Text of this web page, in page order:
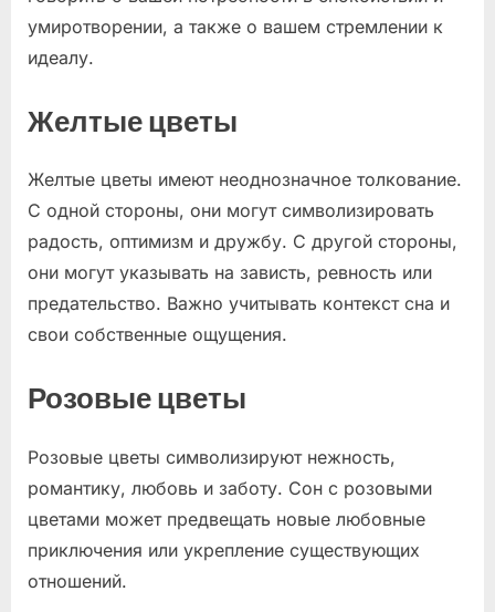
умиротворении, а также о вашем стремлении к
идеалу.
Желтые цветы
Желтые цветы имеют неоднозначное толкование.
С одной стороны, они могут символизировать
радость, оптимизм и дружбу. С другой стороны,
они могут указывать на зависть, ревность или
предательство. Важно учитывать контекст сна и
свои собственные ощущения.
Розовые цветы
Розовые цветы символизируют нежность,
романтику, любовь и заботу. Сон с розовыми
цветами может предвещать новые любовные
приключения или укрепление существующих
отношений.